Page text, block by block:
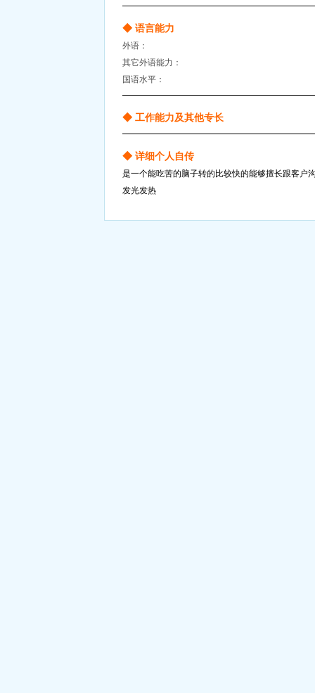
◆ 语言能力
外语：
其它外语能力：
国语水平：
◆ 工作能力及其他专长
◆ 详细个人自传
是一个能吃苦的脑子转的比较快的能够擅长跟客户
发光发热